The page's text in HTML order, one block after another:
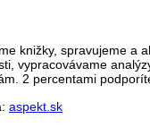
knižky, spravujeme
vypracovávame
2 percentami
aspekt.sk